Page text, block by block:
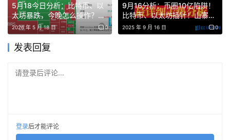
另一位分析师Moe则认为，狗狗币正在周线图上测试一处重
要的阻力区域，可能正在构筑局部底部，为后续更强劲的上
涨行情做准备。
月阻力位”的绿色阻力带。这一区域与之前价格在底部形态
为相似。在上一轮走势中，狗狗币形成了一个圆润的底部，
5月18今日分析：比特币、以
太坊暴跌，今晚怎么操作？高
空山寨，分批布局哈基米、
ZEC、FLOCK、FHE、FIDA
2026 年 5 月 18 日 0
9月16分析：币圈10亿陷阱！
比特币、以太坊插针！山寨集
体暴跌！会暴涨吗？在哪抄
底？ZKC暴涨202%！XDOG
2025 年 9 月 16 日 0
发表回复
请登录后评论...
登录后才能评论